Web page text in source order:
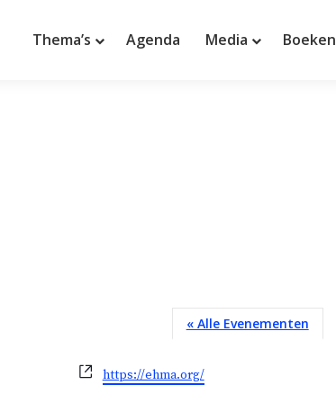
Thema’s Agenda Media Boeken
« Alle Evenementen
W
e
https://ehma.org/